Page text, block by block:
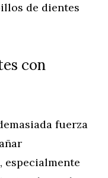
de dientes
con
fuerza
especialmente